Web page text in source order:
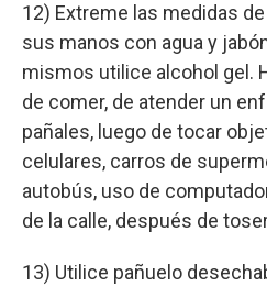
12) Extreme las medidas
sus manos con agua y
mismos utilice alcohol gel.
de comer, de atender un
pañales, luego de tocar
celulares, carros de
autobús, uso de
de la calle, después de
13) Utilice pañuelo